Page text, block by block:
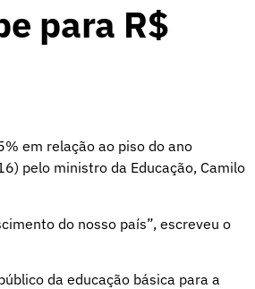
para R$
em relação ao piso do ano
pelo ministro da Educação, Camilo
do nosso país”, escreveu o
da educação básica para a